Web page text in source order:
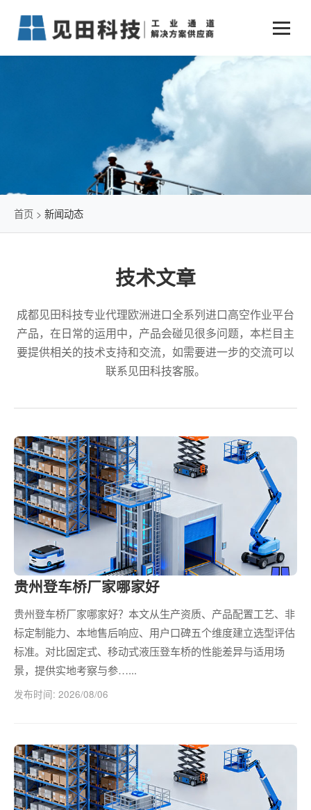
业务中心
仓储物流通道解决方案
智能立体库解决方案
简易升降机解决方案
新闻动态 +
传统仓储物流
石油化工行业
发展历程
首页 > 新闻动态
技术文章
成都见田科技专业代理欧洲进口全系列进口高空作业平台
产品，在日常的运用中，产品会碰见很多问题，本栏目主
要提供相关的技术支持和交流，如需要进一步的交流可以
联系见田科技客服。
贵州登车桥厂家哪家好
贵州登车桥厂家哪家好？本文从生产资质、产品配置工艺、非
标定制能力、本地售后响应、用户口碑五个维度建立选型评估
标准。对比固定式、移动式液压登车桥的性能差异与适用场
景，提供实地考察与参…...
发布时间: 2026/08/06